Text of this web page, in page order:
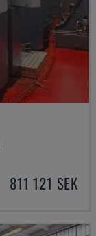
811 121 SEK